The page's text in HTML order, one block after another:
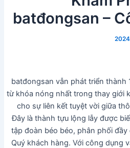
batđongsan –
batđongsan vẫn phát triển thành
từ khóa nóng nhất trong thay giới
cho sự liên kết tuyệt vời giữa
Đây là thành tựu lộng lẫy được
tập đoàn béo béo, phân phối đầy
Quý khách hàng. Với công dụng